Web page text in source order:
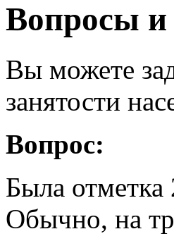
Вопросы и
Вы можете
занятости
Вопрос:
Была
Обычно, на